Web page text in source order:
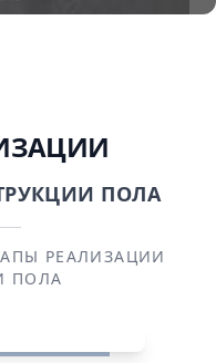
ПОЛА
РЕАЛИЗАЦИИ
ПОЛА